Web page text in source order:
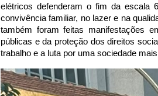
elétricos defenderam o fim da escala
convivência familiar, no lazer e na
também foram feitas manifestações
públicas e da proteção dos direitos
trabalho e a luta por uma sociedade